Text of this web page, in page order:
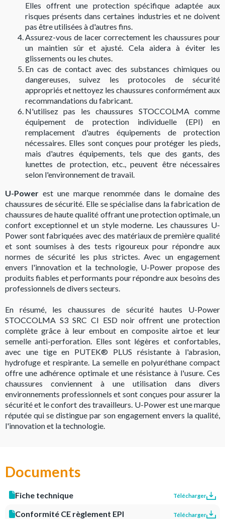
Elles offrent une protection spécifique adaptée aux
risques présents dans certaines industries et ne doivent
pas être utilisées à d'autres fins.
Assurez-vous de lacer correctement les chaussures pour
un maintien sûr et ajusté. Cela aidera à éviter les
glissements ou les chutes.
En cas de contact avec des substances chimiques ou
dangereuses, suivez les protocoles de sécurité
appropriés et nettoyez les chaussures conformément aux
recommandations du fabricant.
N'utilisez pas les chaussures STOCCOLMA comme
équipement de protection individuelle (EPI) en
remplacement d'autres équipements de protection
nécessaires. Elles sont conçues pour protéger les pieds,
mais d'autres équipements, tels que des gants, des
lunettes de protection, etc., peuvent être nécessaires
selon l'environnement de travail.
U-Power est une marque renommée dans le domaine des
chaussures de sécurité. Elle se spécialise dans la fabrication de
chaussures de haute qualité offrant une protection optimale, un
confort exceptionnel et un style moderne. Les chaussures U-
Power sont fabriquées avec des matériaux de première qualité
et sont soumises à des tests rigoureux pour répondre aux
normes de sécurité les plus strictes. Avec un engagement
envers l'innovation et la technologie, U-Power propose des
produits fiables et performants pour répondre aux besoins des
professionnels de divers secteurs.
En résumé, les chaussures de sécurité hautes U-Power
STOCCOLMA S3 SRC CI ESD noir offrent une protection
complète grâce à leur embout en composite airtoe et leur
semelle anti-perforation. Elles sont légères et confortables,
avec une tige en PUTEK® PLUS résistante à l'abrasion,
hydrofuge et respirante. La semelle en polyuréthane compact
offre une adhérence optimale et une résistance à l'usure. Ces
chaussures conviennent à une utilisation dans divers
environnements professionnels et sont conçues pour assurer la
sécurité et le confort des travailleurs. U-Power est une marque
réputée qui se distingue par son engagement envers la qualité,
l'innovation et la technologie.
Documents
Fiche technique Télécharger
Conformité CE règlement EPI Télécharger